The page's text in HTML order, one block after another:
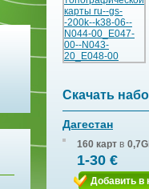
Скачать
Дагестан
160 карт в
1-30 €
Добавить в